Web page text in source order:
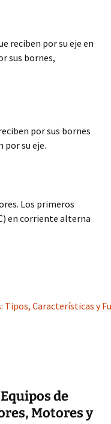
reciben por su eje en
sus bornes,
por sus bornes
por su eje.
Los primeros
en corriente alterna
Tipos, Características y
de
Motores y